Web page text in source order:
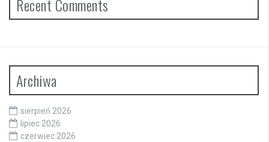
Recent Comments
Archiwa
sierpień 2026
lipiec 2026
czerwiec 2026